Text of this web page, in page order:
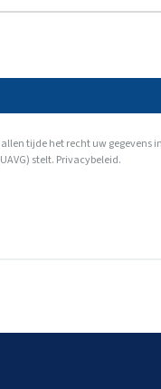
tijde het recht uw gegevens
stelt. Privacybeleid.